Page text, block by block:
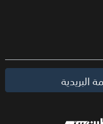
البريدية